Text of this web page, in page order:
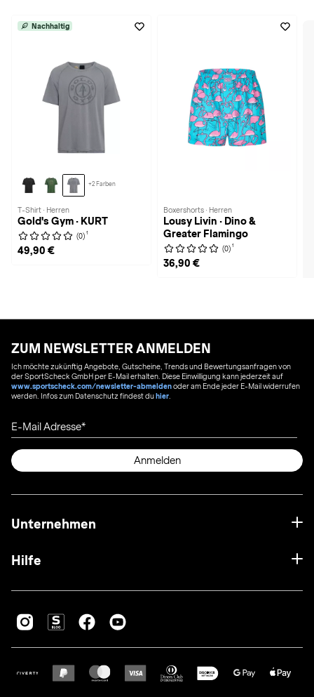
Nachhaltig
+2 Farben
T-Shirt · Herren
Gold's Gym · KURT
(0) 1
49,90 €
Boxershorts · Herren
Lousy Livin · Dino &
Greater Flamingo
(0) 1
36,90 €
ZUM NEWSLETTER ANMELDEN
Ich möchte zukünftig Angebote, Gutscheine, Trends und Bewertungsanfragen von
der SportScheck GmbH per E-Mail erhalten. Diese Einwilligung kann jederzeit auf
www.sportscheck.com/newsletter-abmeldenoder am Ende jeder E-Mail widerrufen
werden. Infos zum Datenschutz findest duhier
E-Mail Adresse
Anmelden
Unternehmen
Hilfe